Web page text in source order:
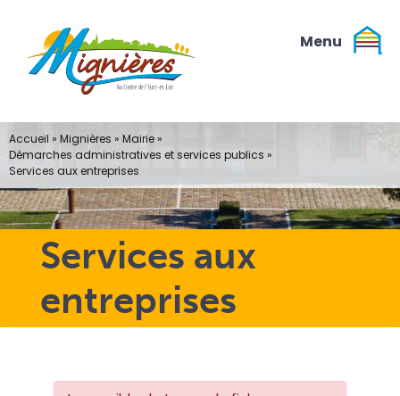
contenu
Services aux
entreprises
Accueil » Mignières » Mairie»
Démarches administratives et services publics »
Services aux entreprises